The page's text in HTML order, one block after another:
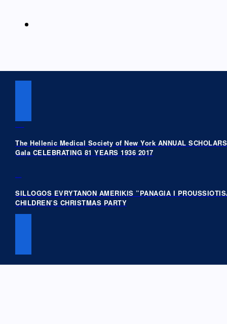
The Hellenic Medical Society of New York ANNUAL
Gala CELEBRATING 81 YEARS 1936 2017
SILLOGOS EVRYTANON AMERIKIS ”PANAGIA I
CHILDREN’S CHRISTMAS PARTY